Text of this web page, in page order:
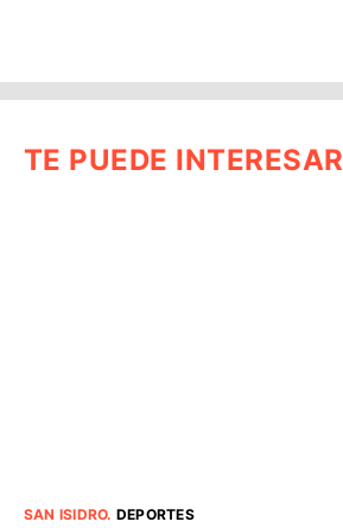
TE PUEDE INTERESAR
SAN ISIDRO. DEPORTES